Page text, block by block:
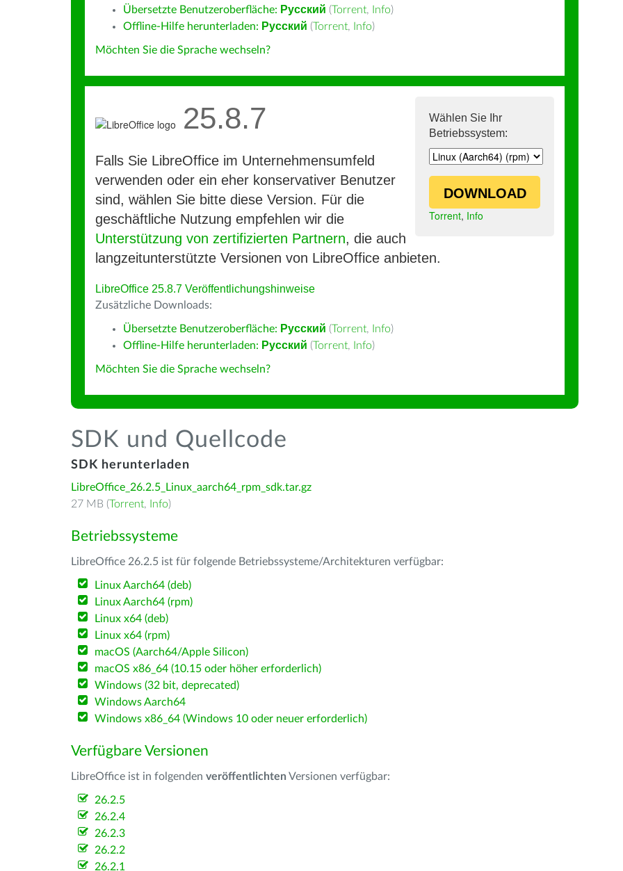
Übersetzte Benutzeroberfläche: Русский (Torrent, Info)
Offline-Hilfe herunterladen: Русский (Torrent, Info)
Möchten Sie die Sprache wechseln?
Wählen Sie Ihr
Betriebssystem:
DOWNLOAD
Torrent, Info
25.8.7
Falls Sie LibreOffice im Unternehmensumfeld
verwenden oder ein eher konservativer Benutzer
sind, wählen Sie bitte diese Version. Für die
geschäftliche Nutzung empfehlen wir die
Unterstützung von zertifizierten Partnern, die auch
langzeitunterstützte Versionen von LibreOffice anbieten.
LibreOffice 25.8.7 Veröffentlichungshinweise
Zusätzliche Downloads:
Übersetzte Benutzeroberfläche: Русский (Torrent, Info)
Offline-Hilfe herunterladen: Русский (Torrent, Info)
Möchten Sie die Sprache wechseln?
SDK und Quellcode
SDK herunterladen
LibreOffice_26.2.5_Linux_aarch64_rpm_sdk.tar.gz
27 MB (Torrent, Info)
Betriebssysteme
LibreOffice 26.2.5 ist für folgende Betriebssysteme/Architekturen verfügbar:
Linux Aarch64 (deb)
Linux Aarch64 (rpm)
Linux x64 (deb)
Linux x64 (rpm)
macOS (Aarch64/Apple Silicon)
macOS x86_64 (10.15 oder höher erforderlich)
Windows (32 bit, deprecated)
Windows Aarch64
Windows x86_64 (Windows 10 oder neuer erforderlich)
Verfügbare Versionen
LibreOffice ist in folgenden veröffentlichten Versionen verfügbar:
26.2.5
26.2.4
26.2.3
26.2.2
26.2.1